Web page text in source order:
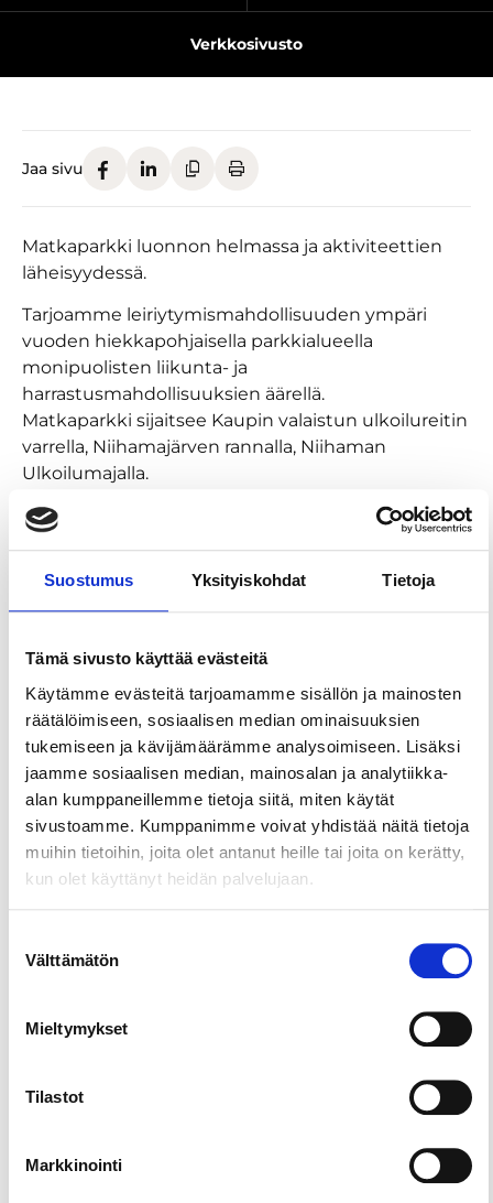
Suostumus Yksityiskohdat Tietoja
Tämä sivusto käyttää evästeitä
Käytämme evästeitä tarjoamamme sisällön ja mainosten
räätälöimiseen, sosiaalisen median ominaisuuksien
tukemiseen ja kävijämäärämme analysoimiseen. Lisäksi
jaamme sosiaalisen median, mainosalan ja analytiikka-
alan kumppaneillemme tietoja siitä, miten käytät
sivustoamme. Kumppanimme voivat yhdistää näitä tietoja
muihin tietoihin, joita olet antanut heille tai joita on kerätty,
kun olet käyttänyt heidän palvelujaan.
valinta
Välttämätön
Mieltymykset
Tilastot
Markkinointi
Verkkosivusto
Jaa sivu
Matkaparkki luonnon helmassa ja aktiviteettien
läheisyydessä.
Tarjoamme leiriytymismahdollisuuden ympäri
vuoden hiekkapohjaisella parkkialueella
monipuolisten liikunta- ja
harrastusmahdollisuuksien äärellä.
Matkaparkki sijaitsee Kaupin valaistun ulkoilureitin
varrella, Niihamajärven rannalla, Niihaman
Ulkoilumajalla.
Niihaman Ulkoilumajan toimintaan kuuluvat
Yleinen sauna lämpiää ympäri vuoden joka
Saunasta pääsee myös uimaan ja talvella avantoon
Niihamajärveen. Muina aikoina sauna on
varattavissa yksityiskäyttöön.
Majan pihapiiristä löytyy myös grillikota sekä kaksi
avonuotiopaikkaa, joihin on ostettavissa puita
Niihaman Ulkoilumajalta.
Niihaman Ulkoilumajan ohitse kulkee Kaupin
valaistu ulkoilureitti, joka toimii talvella
Kesäisin Ulkoilumajan pihapiiristä löytyy
Alueella on käytössä yleinen WC, joka on avoinna
Pysäköinti matkaparkkiin on maksutonta.